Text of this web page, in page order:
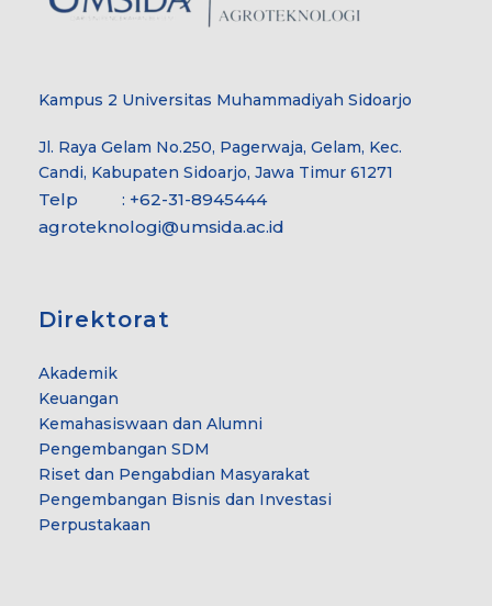
Kampus 2 Universitas Muhammadiyah Sidoarjo
Jl. Raya Gelam No.250, Pagerwaja, Gelam, Kec.
Candi, Kabupaten Sidoarjo, Jawa Timur 61271
Telp : +62-31-8945444
agroteknologi@umsida.ac.id
Direktorat
Akademik
Keuangan
Kemahasiswaan dan Alumni
Pengembangan SDM
Riset dan Pengabdian Masyarakat
Pengembangan Bisnis dan Investasi
Perpustakaan